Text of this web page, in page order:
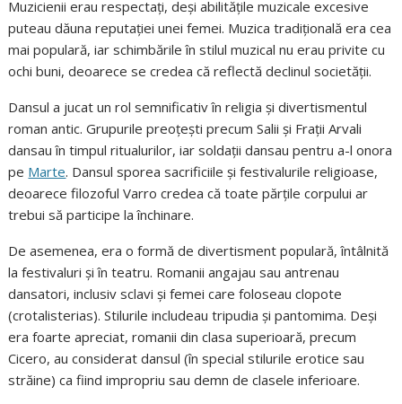
Muzicienii erau respectați, deși abilitățile muzicale excesive
puteau dăuna reputației unei femei. Muzica tradițională era cea
mai populară, iar schimbările în stilul muzical nu erau privite cu
ochi buni, deoarece se credea că reflectă declinul societății.
Dansul a jucat un rol semnificativ în religia și divertismentul
roman antic. Grupurile preoțești precum Salii și Frații Arvali
dansau în timpul ritualurilor, iar soldații dansau pentru a-l onora
pe Marte. Dansul sporea sacrificiile și festivalurile religioase,
deoarece filozoful Varro credea că toate părțile corpului ar
trebui să participe la închinare.
De asemenea, era o formă de divertisment populară, întâlnită
la festivaluri și în teatru. Romanii angajau sau antrenau
dansatori, inclusiv sclavi și femei care foloseau clopote
(crotalisterias). Stilurile includeau tripudia și pantomima. Deși
era foarte apreciat, romanii din clasa superioară, precum
Cicero, au considerat dansul (în special stilurile erotice sau
străine) ca fiind impropriu sau demn de clasele inferioare.